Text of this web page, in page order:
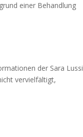
einer Behandlung
der Sara Lussi
vervielfältigt,